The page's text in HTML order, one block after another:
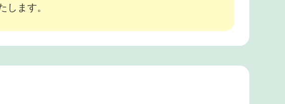
ます。